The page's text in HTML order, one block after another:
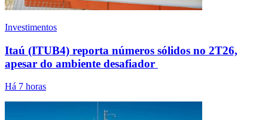
Investimentos
Itaú (ITUB4) reporta números sólidos no 2T26,
apesar do ambiente desafiador
Há 7 horas